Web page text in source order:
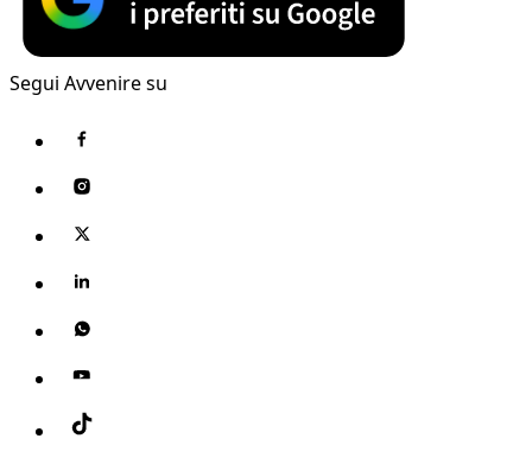
Segui Avvenire su